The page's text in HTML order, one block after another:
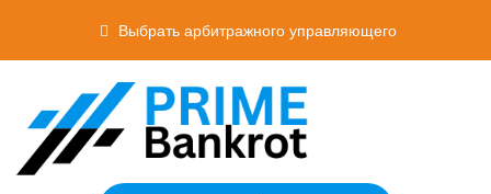
Выбрать арбитражного управляющего